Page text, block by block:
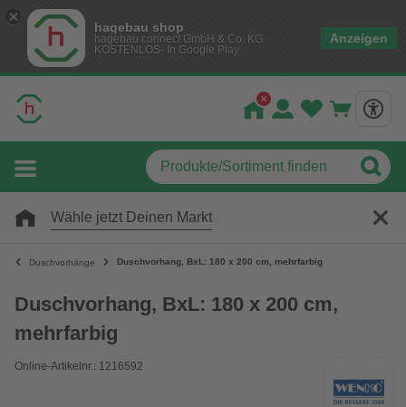
hagebau shop
hagebau connect GmbH & Co. KG
KOSTENLOS- In Google Play
Anzeigen
Wähle jetzt Deinen Markt
Duschvorhänge Duschvorhang, BxL: 180 x 200 cm, mehrfarbig
Duschvorhang, BxL: 180 x 200 cm,
mehrfarbig
Online-Artikelnr.: 1216592